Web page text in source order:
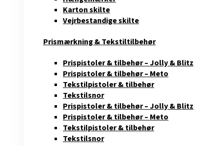
Karton skilte
Vejrbestandige skilte
Prismærkning & Tekstiltilbehør
Prispistoler & tilbehør – Jolly & Blitz
Prispistoler & tilbehør – Meto
Tekstilpistoler & tilbehør
Tekstilsnor
Prispistoler & tilbehør – Jolly & Blitz
Prispistoler & tilbehør – Meto
Tekstilpistoler & tilbehør
Tekstilsnor